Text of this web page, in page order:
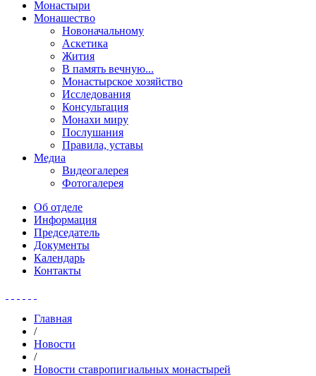
Монастыри
Монашество
Новоначальному
Аскетика
Жития
В память вечную...
Монастырское хозяйство
Исследования
Консультация
Монахи миру
Послушания
Правила, уставы
Медиа
Видеогалерея
Фотогалерея
Об отделе
Информация
Председатель
Документы
Календарь
Контакты
Главная
/
Новости
/
Новости ставропигиальных монастырей